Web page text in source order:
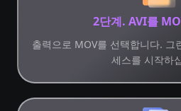
2단계. AVI를
출력으로 MOV를 선택합니다. 그
세스를 시작하